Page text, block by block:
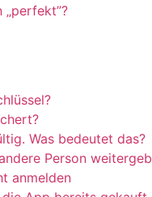
Was bedeutet das?
Person
anmelden